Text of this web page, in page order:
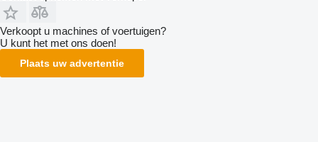
Verkoopt u machines of voertuigen?
U kunt het met ons doen!
Plaats uw advertentie